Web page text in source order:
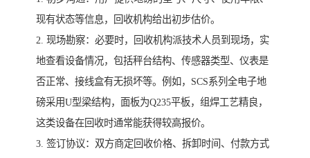
现有状态等信息，回收机构给出初步估价。
2. 现场勘察：必要时，回收机构派技术人员到现场，实
地查看设备情况，包括秤台结构、传感器类型、仪表是
否正常、接线盒有无损坏等。例如，SCS系列全电子地
磅采用U型梁结构，面板为Q235平板，组焊工艺精良，
这类设备在回收时通常能获得较高报价。
3. 签订协议：双方商定回收价格、拆卸时间、付款方式